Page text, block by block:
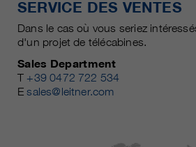
SERVICE DES VENTES
Dans le cas où vous seriez
d'un projet de télécabines.
Sales Department
T +39 0472 722 534
Esales@leitner.com